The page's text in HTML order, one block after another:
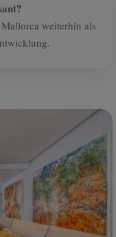
weiterhin als